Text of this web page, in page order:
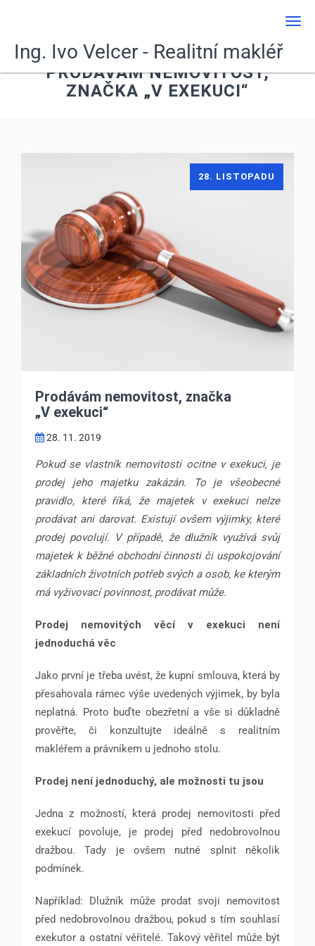
Ing. Ivo Velcer - Realitní makléř
PRODÁVÁM NEMOVITOST,
ZNAČKA „V EXEKUCI“
Prodávám nemovitost, značka
„V exekuci“
28. 11. 2019
28. LISTOPADU
Pokud se vlastník nemovitosti ocitne v exekuci, je
prodej jeho majetku zakázán. To je všeobecné
pravidlo, které říká, že majetek v exekuci nelze
prodávat ani darovat. Existují ovšem výjimky, které
prodej povolují. V případě, že dlužník využívá svůj
majetek k běžné obchodní činnosti či uspokojování
základních životních potřeb svých a osob, ke kterým
má vyživovací povinnost, prodávat může.
Prodej nemovitých věcí v exekuci není
jednoduchá věc
Jako první je třeba uvést, že kupní smlouva, která by
přesahovala rámec výše uvedených výjimek, by byla
neplatná. Proto buďte obezřetní a vše si důkladně
prověřte, či konzultujte ideálně s realitním
makléřem a právníkem u jednoho stolu.
Prodej není jednoduchý, ale možnosti tu jsou
Jedna z možností, která prodej nemovitosti před
exekucí povoluje, je prodej před nedobrovolnou
dražbou. Tady je ovšem nutné splnit několik
podmínek.
Například: Dlužník může prodat svoji nemovitost
před nedobrovolnou dražbou, pokud s tím souhlasí
exekutor a ostatní věřitelé. Takový věřitel může být